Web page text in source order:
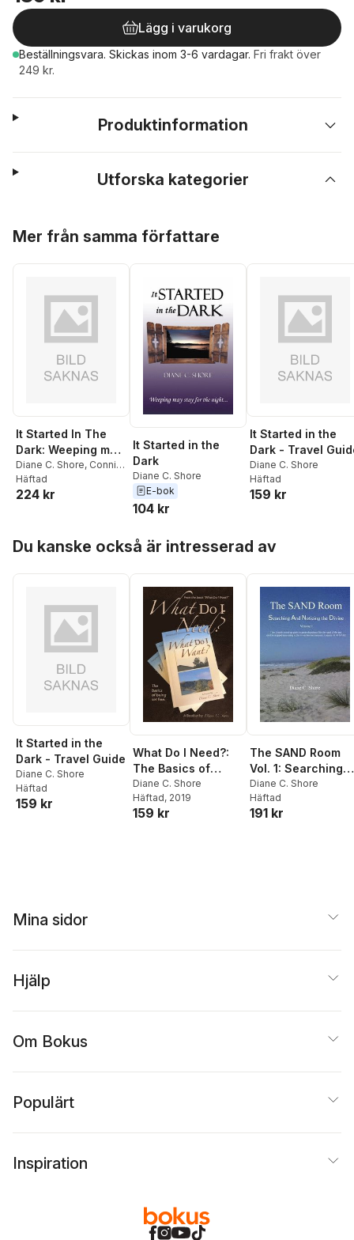
Lägg i varukorg
Beställningsvara. Skickas inom 3-6 vardagar. Fri frakt över
249 kr.
Produktinformation
Utforska kategorier
Mer från samma författare
It Started In The
Dark: Weeping may
stay for the night
Diane C. Shore, Connie
Dixon
Häftad
224 kr
It Started in the
Dark
Diane C. Shore
E-bok
104 kr
It Started in the
Dark - Travel
Diane C. Shore
Häftad
159 kr
Du kanske också är intresserad av
It Started in the
Dark - Travel Guide
Diane C. Shore
Häftad
159 kr
What Do I Need?:
The Basics of
Being Set Free
Diane C. Shore
Häftad, 2019
159 kr
The SAND Room
Vol. 1: Searching
And Noticing the
Divine
Diane C. Shore
Häftad
191 kr
Mina sidor
Hjälp
Om Bokus
Populärt
Inspiration